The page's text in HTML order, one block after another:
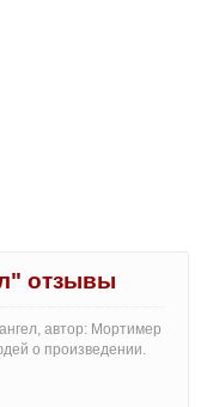
отзывы
автор: Мортимер
о произведении.